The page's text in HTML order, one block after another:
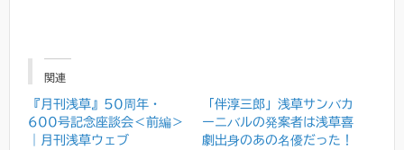
関連
『月刊浅草』50周年・
600号記念座談会＜前編＞
｜月刊浅草ウェブ
「伴淳三郎」浅草サンバカ
ーニバルの発案者は浅草喜
劇出身のあの名優だった！